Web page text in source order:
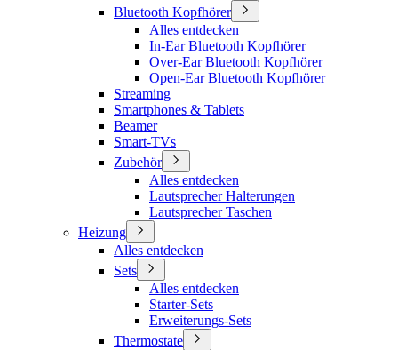
Bluetooth Kopfhörer
Alles entdecken
In-Ear Bluetooth Kopfhörer
Over-Ear Bluetooth Kopfhörer
Open-Ear Bluetooth Kopfhörer
Streaming
Smartphones & Tablets
Beamer
Smart-TVs
Zubehör
Alles entdecken
Lautsprecher Halterungen
Lautsprecher Taschen
Heizung
Alles entdecken
Sets
Alles entdecken
Starter-Sets
Erweiterungs-Sets
Thermostate